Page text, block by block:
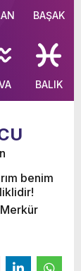
BAŞAK
BALIK
benim
Merkür